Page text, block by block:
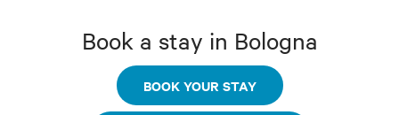
Book a stay in Bologna
BOOK YOUR STAY